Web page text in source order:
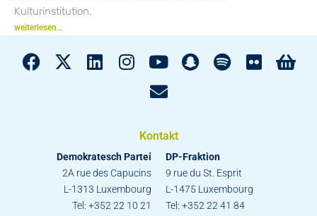
Kulturinstitution.
weiterlesen...
Kontakt
Demokratesch Partei
2A rue des Capucins
L-1313 Luxembourg
Tel: +352 22 10 21
DP-Fraktion
9 rue du St. Esprit
L-1475 Luxembourg
Tel: +352 22 41 84